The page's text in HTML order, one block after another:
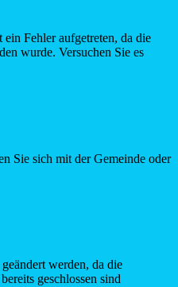
Fehler aufgetreten, da die
wurde. Versuchen Sie es
Sie sich mit der Gemeinde oder
werden, da die
geschlossen sind